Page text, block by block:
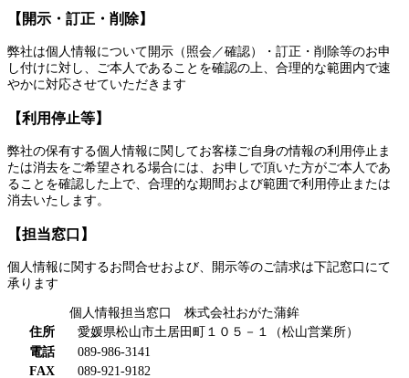
【開示・訂正・削除】
弊社は個人情報について開示（照会／確認）・訂正・削除等のお申
し付けに対し、ご本人であることを確認の上、合理的な範囲内で速
やかに対応させていただきます
【利用停止等】
弊社の保有する個人情報に関してお客様ご自身の情報の利用停止ま
たは消去をご希望される場合には、お申しで頂いた方がご本人であ
ることを確認した上で、合理的な期間および範囲で利用停止または
消去いたします。
【担当窓口】
個人情報に関するお問合せおよび、開示等のご請求は下記窓口にて
承ります
個人情報担当窓口 株式会社おがた蒲鉾
住所
愛媛県松山市土居田町１０５－１（松山営業所）
電話
089-986-3141
FAX
089-921-9182